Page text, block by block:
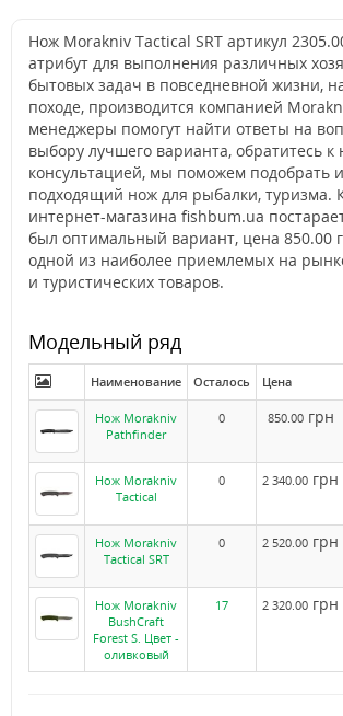
Нож Morakniv Tactical SRT артикул
атрибут для выполнения различных
бытовых задач в повседневной жизни,
походе, производится компанией
менеджеры помогут найти ответы на
выбору лучшего варианта, обратитесь к
консультацией, мы поможем подобрать
подходящий нож для рыбалки, туризма.
интернет-магазина fishbum.ua
был оптимальный вариант, цена 850.00
одной из наиболее приемлемых на
и туристических товаров.
Модельный ряд
Наименование Осталось Цена
Нож Morakniv
Pathfinder
0 850.00грн
Нож Morakniv
Tactical
0 2 340.00 грн
Нож Morakniv
Tactical SRT
0 2 520.00 грн
Нож Morakniv
BushCraft
Forest S. Цвет -
оливковый
17 2 320.00 грн